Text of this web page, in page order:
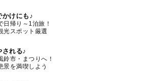
かけにも♪
日帰り～1泊旅！
光スポット厳選
される♪
鈴市・まつりへ！
景を満喫しよう